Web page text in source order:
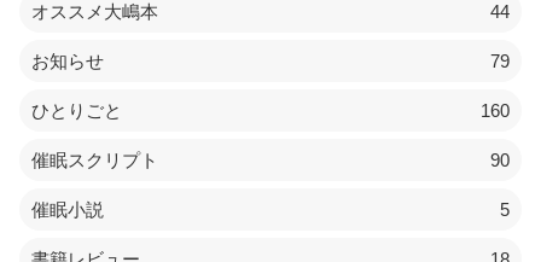
オススメ大嶋本 44
お知らせ 79
ひとりごと 160
催眠スクリプト 90
催眠小説 5